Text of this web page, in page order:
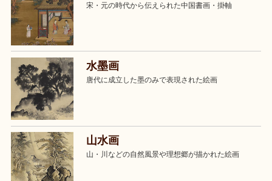
宋・元の時代から伝えられた中国書画・掛軸
水墨画
唐代に成立した墨のみで表現された絵画
山水画
山・川などの自然風景や理想郷が描かれた絵画